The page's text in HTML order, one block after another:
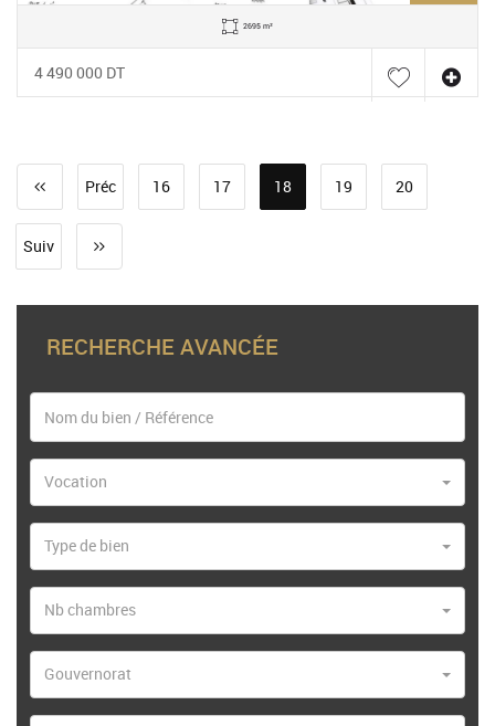
2695 m²
4 490 000 DT
Préc 16 17 18 19 20
Suiv
RECHERCHE AVANCÉE
Vocation
Type de bien
Nb chambres
Gouvernorat